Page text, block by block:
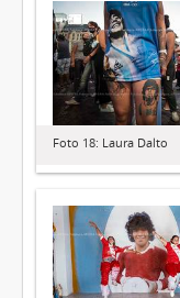
Foto 18: Laura Dalto